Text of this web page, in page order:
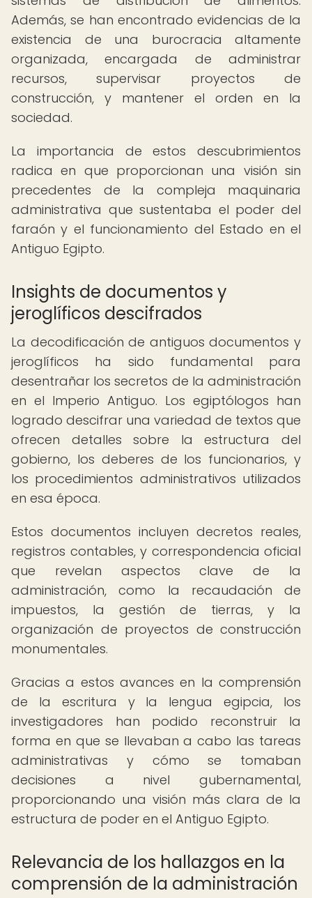
Además, se han encontrado evidencias de la
existencia de una burocracia altamente
organizada, encargada de administrar
recursos, supervisar proyectos de
construcción, y mantener el orden en la
sociedad.
La importancia de estos descubrimientos
radica en que proporcionan una visión sin
precedentes de la compleja maquinaria
administrativa que sustentaba el poder del
faraón y el funcionamiento del Estado en el
Antiguo Egipto.
Insights de documentos y
jeroglíficos descifrados
La decodificación de antiguos documentos y
jeroglíficos ha sido fundamental para
desentrañar los secretos de la administración
en el Imperio Antiguo. Los egiptólogos han
logrado descifrar una variedad de textos que
ofrecen detalles sobre la estructura del
gobierno, los deberes de los funcionarios, y
los procedimientos administrativos utilizados
en esa época.
Estos documentos incluyen decretos reales,
registros contables, y correspondencia oficial
que revelan aspectos clave de la
administración, como la recaudación de
impuestos, la gestión de tierras, y la
organización de proyectos de construcción
monumentales.
Gracias a estos avances en la comprensión
de la escritura y la lengua egipcia, los
investigadores han podido reconstruir la
forma en que se llevaban a cabo las tareas
administrativas y cómo se tomaban
decisiones a nivel gubernamental,
proporcionando una visión más clara de la
estructura de poder en el Antiguo Egipto.
Relevancia de los hallazgos en la
comprensión de la administración